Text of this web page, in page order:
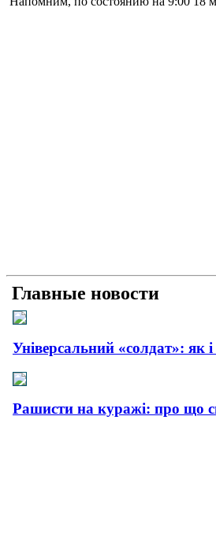
Главные новости
Універсальний «солдат»: як
Рашисти на куражі: про що